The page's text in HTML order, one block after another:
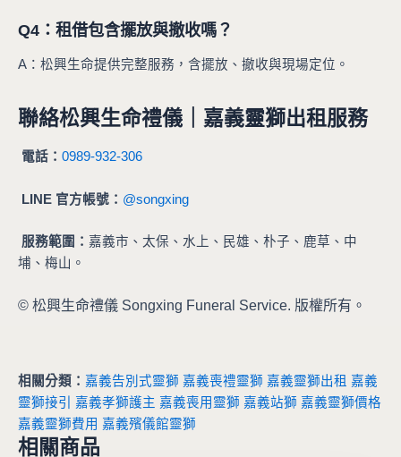
Q4：租借包含擺放與撤收嗎？
A：松興生命提供完整服務，含擺放、撤收與現場定位。
聯絡松興生命禮儀｜嘉義靈獅出租服務
電話： 0989-932-306
LINE 官方帳號： @songxing
服務範圍： 嘉義市、太保、水上、民雄、朴子、鹿草、中
埔、梅山。
© 松興生命禮儀 Songxing Funeral Service. 版權所有。
相關分類： 嘉義告別式靈獅 嘉義喪禮靈獅 嘉義靈獅出租 嘉義
靈獅接引
嘉義孝獅護主 嘉義喪用靈獅 嘉義站獅 嘉義靈獅價格
嘉義靈獅費用 嘉義殯儀館靈獅
相關商品